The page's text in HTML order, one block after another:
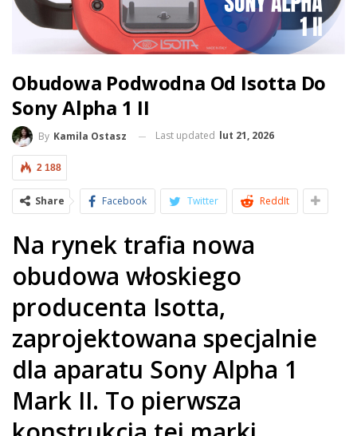
Obudowa Podwodna Od Isotta Do
Sony Alpha 1 II
By Kamila Ostasz Last updated lut 21, 2026
2 188
Share Facebook Twitter ReddIt
Na rynek trafia nowa
obudowa włoskiego
producenta Isotta,
zaprojektowana specjalnie
dla aparatu Sony Alpha 1
Mark II. To pierwsza